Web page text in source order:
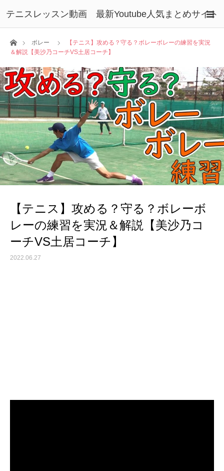
テニスレッスン動画 最新Youtube人気まとめサイト
ホームボレー
【テニス】攻める？守る？ボレーボレーの練習を実況
＆解説【美沙乃コーチVS土居コーチ】
【テニス】攻める？守る？ボレーボ
レーの練習を実況＆解説【美沙乃コ
ーチVS土居コーチ】
2022.06.27